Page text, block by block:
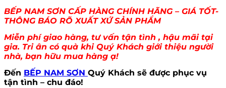
BẾP NAM SƠN CẤP HÀNG CHÍNH HÃNG – GIÁ TỐT-
THÔNG BÁO RÕ XUẤT XỨ SẢN PHẨM
Miễn phí giao hàng, tư vấn tận tình , hậu mãi tại
gia. Tri ân có quà khi Quý Khách giới thiệu người
nhà, bạn hữu mua hàng ạ!
Đến BẾP NAM SƠN Quý Khách sẽ được phục vụ
tận tình – chu đáo!